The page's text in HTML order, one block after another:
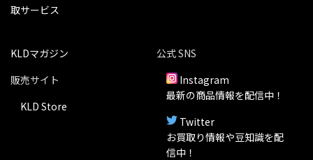
取サービス
KLDマガジン
販売サイト
KLD Store
公式 SNS
Instagram
最新の商品情報を配信中！
Twitter
お買取り情報や豆知識を配
信中！